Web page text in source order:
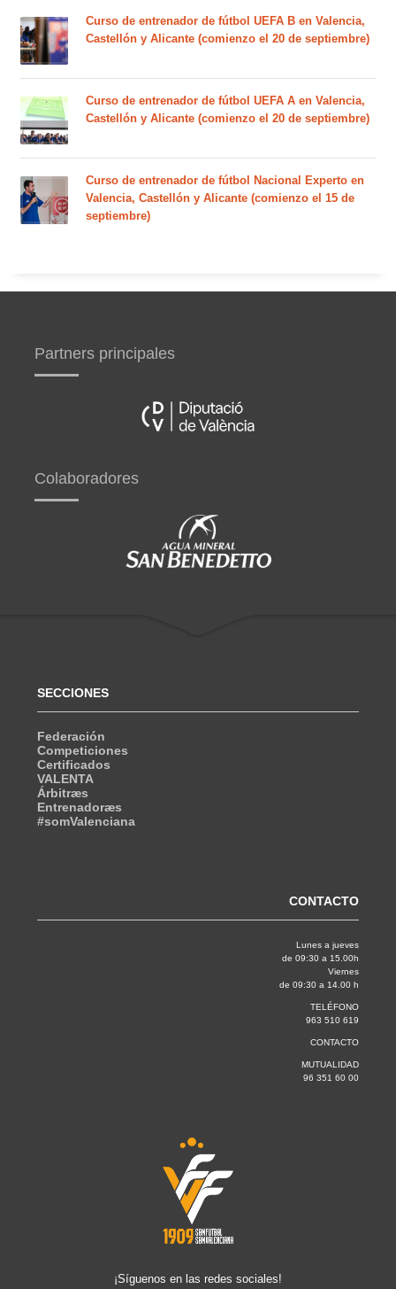
Curso de entrenador de fútbol UEFA B en Valencia,
Castellón y Alicante (comienzo el 20 de septiembre)
Curso de entrenador de fútbol UEFA A en Valencia,
Castellón y Alicante (comienzo el 20 de septiembre)
Curso de entrenador de fútbol Nacional Experto en
Valencia, Castellón y Alicante (comienzo el 15 de
septiembre)
Partners principales
Colaboradores
SECCIONES
Federación
Competiciones
Certificados
VALENTA
Árbitræs
Entrenadoræs
#somValenciana
CONTACTO
Lunes a jueves
de 09:30 a 15.00h
Viernes
de 09:30 a 14.00 h
TELÉFONO
963 510 619
CONTACTO
MUTUALIDAD
96 351 60 00
¡Síguenos en las redes sociales!